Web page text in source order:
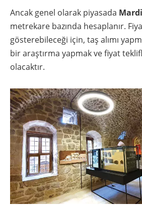
Ancak genel olarak piyasada
metrekare bazında hesaplanır.
gösterebileceği için, taş alımı
bir araştırma yapmak ve fiyat
olacaktır.